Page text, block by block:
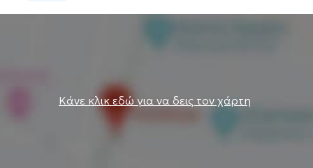
Κάνε κλικ εδώ για να δεις τον χάρτη